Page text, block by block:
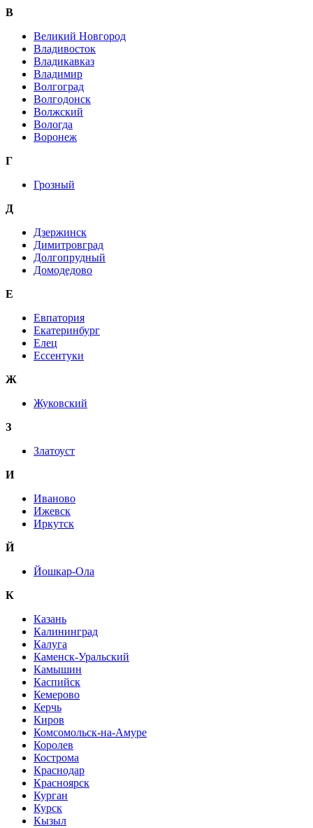
В
Великий Новгород
Владивосток
Владикавказ
Владимир
Волгоград
Волгодонск
Волжский
Вологда
Воронеж
Г
Грозный
Д
Дзержинск
Димитровград
Долгопрудный
Домодедово
Е
Евпатория
Екатеринбург
Елец
Ессентуки
Ж
Жуковский
З
Златоуст
И
Иваново
Ижевск
Иркутск
Й
Йошкар-Ола
К
Казань
Калининград
Калуга
Каменск-Уральский
Камышин
Каспийск
Кемерово
Керчь
Киров
Комсомольск-на-Амуре
Королев
Кострома
Краснодар
Красноярск
Курган
Курск
Кызыл